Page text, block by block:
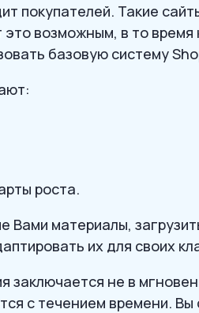
покупателей. Такие
возможным, в то время
базовую систему
роста.
материалы,
их для своих
заключается не в
с течением времени. Вы